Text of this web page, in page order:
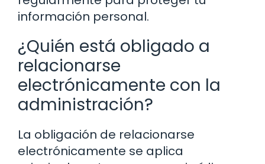
información personal.
¿Quién está obligado a
relacionarse
electrónicamente con la
administración?
La obligación de relacionarse
electrónicamente se aplica